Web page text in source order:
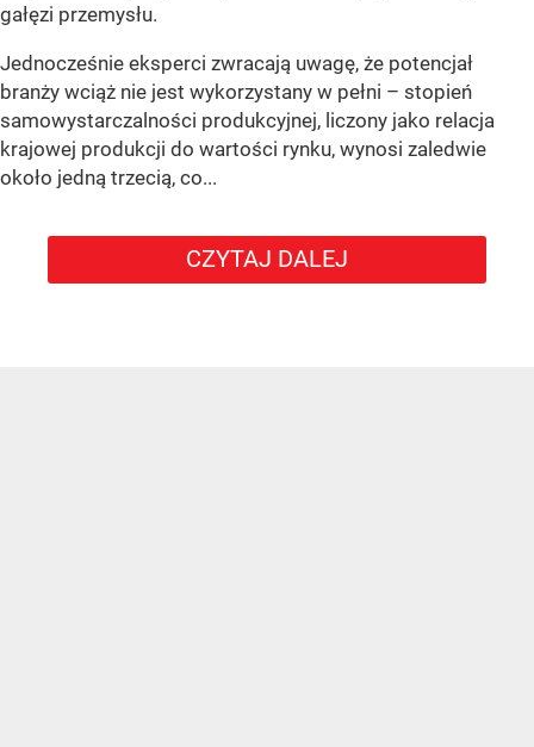
gałęzi przemysłu.
Jednocześnie eksperci zwracają uwagę, że potencjał
branży wciąż nie jest wykorzystany w pełni – stopień
samowystarczalności produkcyjnej, liczony jako relacja
krajowej produkcji do wartości rynku, wynosi zaledwie
około jedną trzecią, co...
CZYTAJ DALEJ